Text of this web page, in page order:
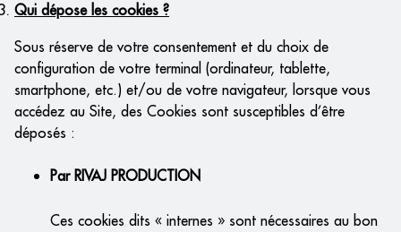
Qui dépose les cookies ?
Sous réserve de votre consentement et du choix de
configuration de votre terminal (ordinateur, tablette,
smartphone, etc.) et/ou de votre navigateur, lorsque vous
accédez au Site, des Cookies sont susceptibles d’être
déposés :
Par RIVAJ PRODUCTION
Ces cookies dits « internes » sont nécessaires au bon